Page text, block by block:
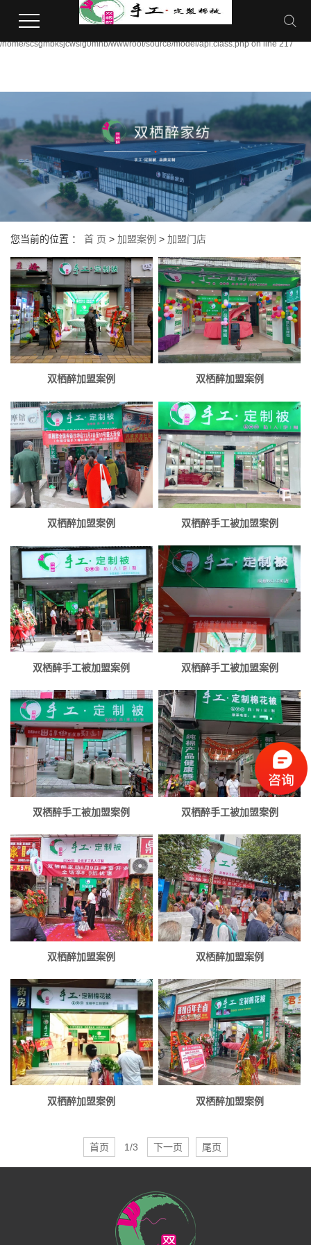
file_put_contents(/home/scsgmbksjcwsig0mhb/wwwroot/source/cache/
/home/scsgmbksjcwsig0mhb/wwwroot/source/model/api.class.php on line 217
您当前的位置 ： 首 页 > 加盟案例 > 加盟门店
双栖醉加盟案例 双栖醉加盟案例
双栖醉加盟案例 双栖醉手工被加盟案例
双栖醉手工被加盟案例 双栖醉手工被加盟案例
双栖醉手工被加盟案例 双栖醉手工被加盟案例
双栖醉加盟案例 双栖醉加盟案例
双栖醉加盟案例 双栖醉加盟案例
首页 1/3 下一页 尾页